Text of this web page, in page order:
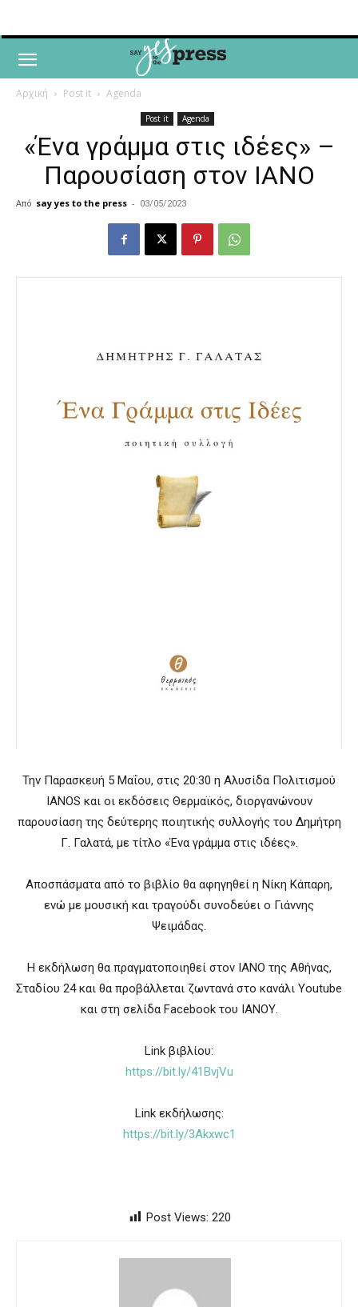
Αρχική Post it Agenda
Post it Agenda
«Ένα γράμμα στις ιδέες» –
Παρουσίαση στον ΙΑΝΟ
Από say yes to the press - 03/05/2023
Την Παρασκευή 5 Μαΐου, στις 20:30 η Αλυσίδα Πολιτισμού
IANOS και οι εκδόσεις Θερμαϊκός, διοργανώνουν
παρουσίαση της δεύτερης ποιητικής συλλογής του Δημήτρη
Γ. Γαλατά, με τίτλο «Ένα γράμμα στις ιδέες».
Αποσπάσματα από το βιβλίο θα αφηγηθεί η Νίκη Κάπαρη,
ενώ με μουσική και τραγούδι συνοδεύει ο Γιάννης
Ψειμάδας.
Η εκδήλωση θα πραγματοποιηθεί στον ΙΑΝΟ της Αθήνας,
Σταδίου 24 και θα προβάλλεται ζωντανά στο κανάλι Youtube
και στη σελίδα Facebook του ΙΑΝΟΥ.
Link βιβλίου:
https://bit.ly/41BvjVu
Link εκδήλωσης:
https://bit.ly/3Akxwc1
Post Views: 220